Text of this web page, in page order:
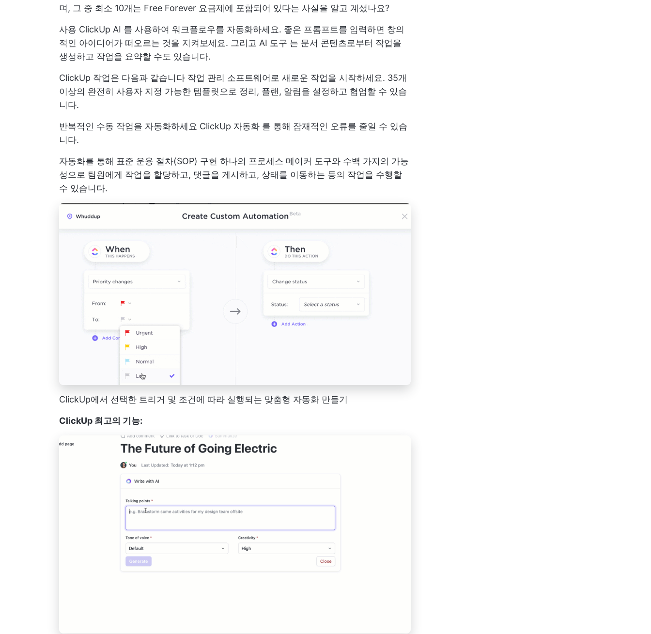
며, 그 중 최소 10개는 Free Forever 요금제에 포함되어 있다는 사실을 알고 계셨나요?
사용 ClickUp AI 를 사용하여 워크플로우를 자동화하세요. 좋은 프롬프트를 입력하면 창의
적인 아이디어가 떠오르는 것을 지켜보세요. 그리고 AI 도구 는 문서 콘텐츠로부터 작업을
생성하고 작업을 요약할 수도 있습니다.
ClickUp 작업은 다음과 같습니다 작업 관리 소프트웨어로 새로운 작업을 시작하세요. 35개
이상의 완전히 사용자 지정 가능한 템플릿으로 정리, 플랜, 알림을 설정하고 협업할 수 있습
니다.
반복적인 수동 작업을 자동화하세요 ClickUp 자동화 를 통해 잠재적인 오류를 줄일 수 있습
니다.
자동화를 통해 표준 운용 절차(SOP) 구현 하나의 프로세스 메이커 도구와 수백 가지의 가능
성으로 팀원에게 작업을 할당하고, 댓글을 게시하고, 상태를 이동하는 등의 작업을 수행할
수 있습니다.
ClickUp에서 선택한 트리거 및 조건에 따라 실행되는 맞춤형 자동화 만들기
ClickUp 최고의 기능: